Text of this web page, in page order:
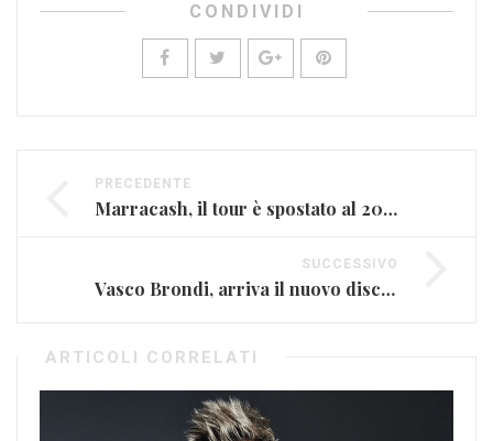
CONDIVIDI
PRECEDENTE
Marracash, il tour è spostato al 2022
SUCCESSIVO
Vasco Brondi, arriva il nuovo disco “Paesaggi da Battaglia”
ARTICOLI CORRELATI